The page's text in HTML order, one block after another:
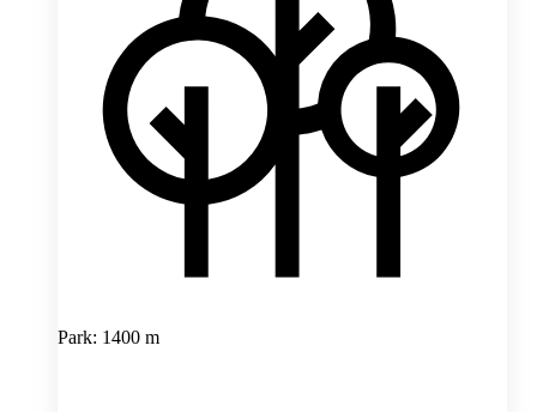
Park: 1400 m